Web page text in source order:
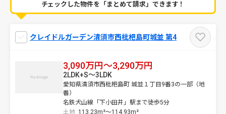
チェックした物件を「まとめて請求」できます！
クレイドルガーデン清須市西枇杷島町城並 第4
3,090万円～3,290万円
愛知県清須市西枇杷島町 城並１丁目9番3の一部（地
番）
名鉄犬山線「下小田井」駅まで徒歩5分
土地 113.23m²～114.93m²
2LDK+S～3LDK